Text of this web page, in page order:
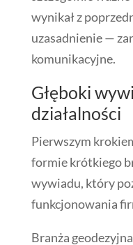
wynikał z
uzasadnienie —
komunikacyjne.
Głęboki
działalności
Pierwszym
formie krótkiego
wywiadu, który
funkcjonowania
Branża